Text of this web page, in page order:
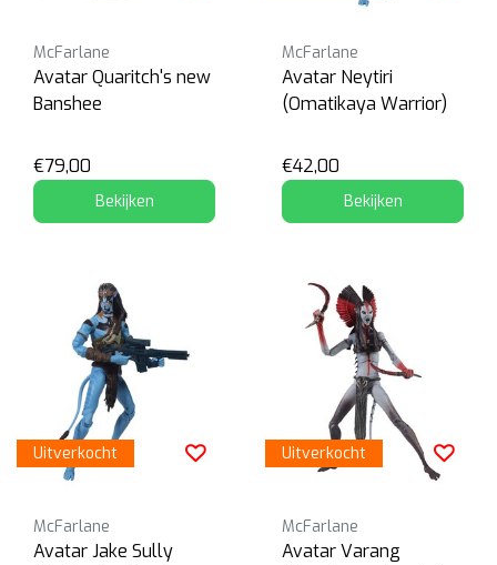
McFarlane
Avatar Quaritch's new
Banshee
€79,00
Bekijken
McFarlane
Avatar Neytiri
(Omatikaya Warrior)
€42,00
Bekijken
Uitverkocht
McFarlane
Avatar Jake Sully
Uitverkocht
McFarlane
Avatar Varang